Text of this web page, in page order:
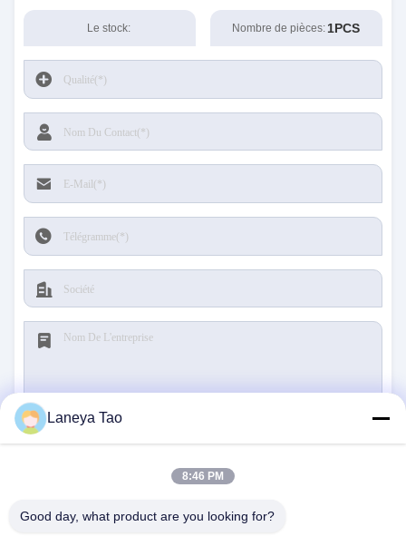
Le stock: Nombre de pièces: 1PCS
Laneya Tao
8:46 PM
Good day, what product are you looking for?